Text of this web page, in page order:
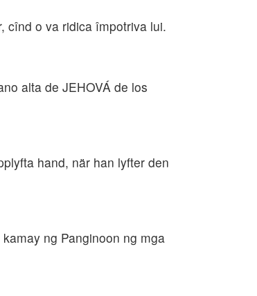
cînd o va ridica împotriva lui.
alta de JEHOVÁ de los
hand, när han lyfter den
ng Panginoon ng mga